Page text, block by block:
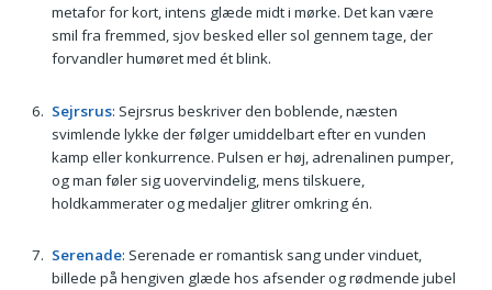
metafor for kort, intens glæde midt i mørke. Det kan være
smil fra fremmed, sjov besked eller sol gennem tage, der
forvandler humøret med ét blink.
Sejrsrus: Sejrsrus beskriver den boblende, næsten
svimlende lykke der følger umiddelbart efter en vunden
kamp eller konkurrence. Pulsen er høj, adrenalinen pumper,
og man føler sig uovervindelig, mens tilskuere,
holdkammerater og medaljer glitrer omkring én.
Serenade: Serenade er romantisk sang under vinduet,
billede på hengiven glæde hos afsender og rødmende jubel